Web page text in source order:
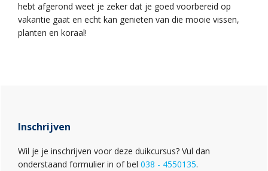
hebt afgerond weet je zeker dat je goed voorbereid op
vakantie gaat en echt kan genieten van die mooie vissen,
planten en koraal!
Sidebar
Inschrijven
Wil je je inschrijven voor deze duikcursus? Vul dan
onderstaand formulier in of bel 038 - 4550135.